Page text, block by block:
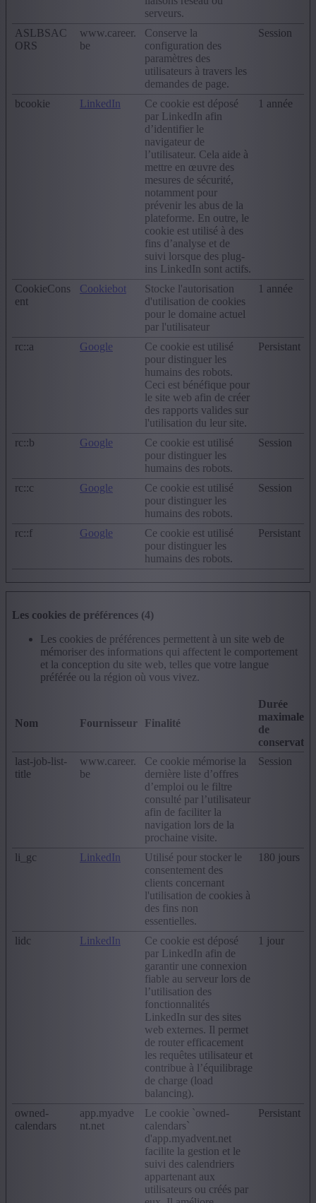
serveurs.
ASLBSAC
ORS
www.career.
be
Conserve la
configuration des
paramètres des
utilisateurs à travers les
demandes de page.
Session
bcookie LinkedIn
Ce cookie est déposé
par LinkedIn afin
d’identifier le
navigateur de
l’utilisateur. Cela aide à
mettre en œuvre des
mesures de sécurité,
notamment pour
prévenir les abus de la
plateforme. En outre, le
cookie est utilisé à des
fins d’analyse et de
suivi lorsque des plug-
ins LinkedIn sont actifs.
1 année
CookieCons
ent
Cookiebot
Stocke l'autorisation
d'utilisation de cookies
pour le domaine actuel
par l'utilisateur
1 année
rc::a Google
Ce cookie est utilisé
pour distinguer les
humains des robots.
Ceci est bénéfique pour
le site web afin de créer
des rapports valides sur
l'utilisation du leur site.
Persistant
rc::b Google
Ce cookie est utilisé
pour distinguer les
humains des robots.
Session
rc::c Google
Ce cookie est utilisé
pour distinguer les
humains des robots.
Session
rc::f Google
Ce cookie est utilisé
pour distinguer les
humains des robots.
Persistant
Les cookies de préférences (4)
Les cookies de préférences permettent à un site web de
mémoriser des informations qui affectent le comportement
et la conception du site web, telles que votre langue
préférée ou la région où vous vivez.
Nom Fournisseur Finalité
Durée
maximale
de
last-job-list-
title
www.career.
be
Ce cookie mémorise la
dernière liste d’offres
d’emploi ou le filtre
consulté par l’utilisateur
afin de faciliter la
navigation lors de la
prochaine visite.
Session
li_gc LinkedIn
Utilisé pour stocker le
consentement des
clients concernant
l'utilisation de cookies à
des fins non
essentielles.
180 jours
lidc LinkedIn
Ce cookie est déposé
par LinkedIn afin de
garantir une connexion
fiable au serveur lors de
l’utilisation des
fonctionnalités
LinkedIn sur des sites
web externes. Il permet
de router efficacement
les requêtes utilisateur et
contribue à l’équilibrage
de charge (load
balancing).
1 jour
owned-
calendars
app.myadve
nt.net
Le cookie `owned-
calendars`
d'app.myadvent.net
facilite la gestion et le
suivi des calendriers
appartenant aux
utilisateurs ou créés par
Persistant